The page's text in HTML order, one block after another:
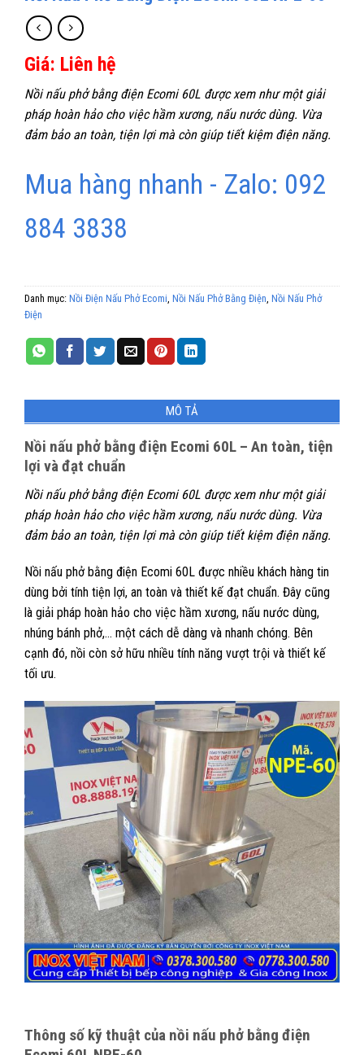
Giá: Liên hệ
Nồi nấu phở bằng điện Ecomi 60L được xem như một giải
pháp hoàn hảo cho việc hầm xương, nấu nước dùng. Vừa
đảm bảo an toàn, tiện lợi mà còn giúp tiết kiệm điện năng.
Mua hàng nhanh - Zalo: 092
884 3838
Danh mục: Nồi Điện Nấu Phở Ecomi Nồi Nấu Phở Bằng Điện Nồi Nấu Phở
Điện
MÔ TẢ
Nồi nấu phở bằng điện Ecomi 60L – An toàn, tiện
lợi và đạt chuẩn
Nồi nấu phở bằng điện Ecomi 60L được xem như một giải
pháp hoàn hảo cho việc hầm xương, nấu nước dùng. Vừa
đảm bảo an toàn, tiện lợi mà còn giúp tiết kiệm điện năng.
Nồi nấu phở bằng điện Ecomi 60L được nhiều khách hàng tin
dùng bởi tính tiện lợi, an toàn và thiết kế đạt chuẩn. Đây cũng
là giải pháp hoàn hảo cho việc hầm xương, nấu nước dùng,
nhúng bánh phở,… một cách dễ dàng và nhanh chóng. Bên
cạnh đó, nồi còn sở hữu nhiều tính năng vượt trội và thiết kế
tối ưu.
Thông số kỹ thuật của nồi nấu phở bằng điện